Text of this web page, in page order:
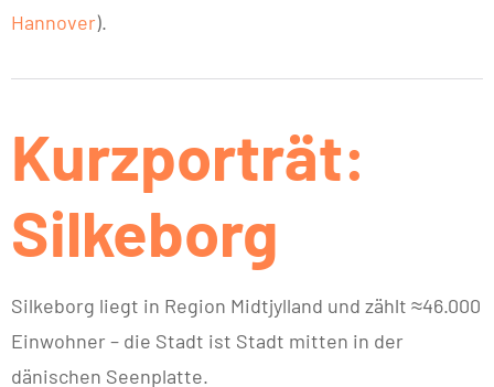
Hannover).
Kurzporträt:
Silkeborg
Silkeborg liegt in Region Midtjylland und zählt ≈46.000
Einwohner – die Stadt ist Stadt mitten in der
dänischen Seenplatte.